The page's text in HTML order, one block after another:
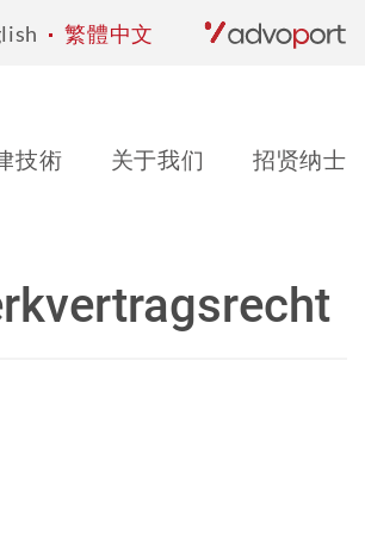
繁體中文
技術 关于我们 招贤纳士